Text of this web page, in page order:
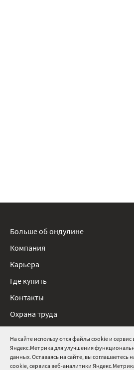
На сайте используются файлы cookie и сервис
Яндекс.Метрика для улучшения
данных. Оставаясь на сайте, вы соглашаетесь
cookie, сервиса веб-аналитики
8 800 511 91 82
Больше об ондулине
Компания
Карьера
Где купить
Контакты
Охрана труда